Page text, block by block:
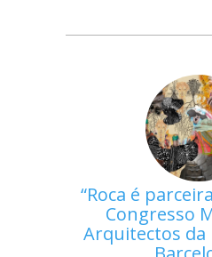
Roca é
Congresso
Arquitectos da